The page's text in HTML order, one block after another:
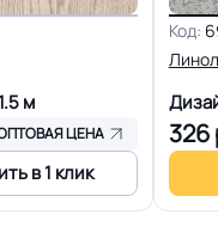
на территории
РФ и СНГ
1.5 м
ЦЕНА
в 1 клик
Код:
326